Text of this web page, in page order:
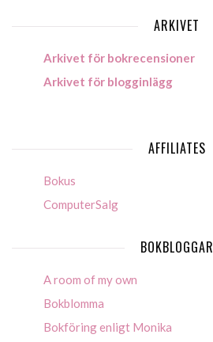
ARKIVET
Arkivet för bokrecensioner
Arkivet för blogginlägg
AFFILIATES
Bokus
ComputerSalg
BOKBLOGGAR
A room of my own
Bokblomma
Bokföring enligt Monika